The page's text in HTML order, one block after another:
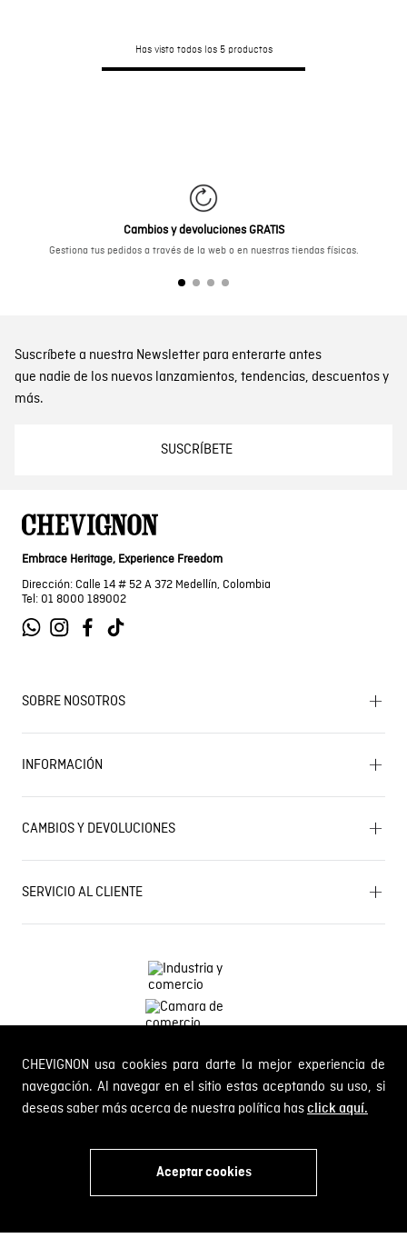
CHEVIGNON usa cookies para darte la mejor experiencia de
navegación. Al navegar en el sitio estas aceptando su uso, si
deseas saber más acerca de nuestra política hasclick aquí.
Aceptar cookies
Has visto todos los 5productos
Cambios y devoluciones GRATIS
Gestiona tus pedidos a través de la web o en nuestras tiendas físicas.
Suscríbete a nuestra Newsletter para enterarte antes
que nadie de los nuevos lanzamientos, tendencias, descuentos y
más.
SUSCRÍBETE
Embrace Heritage, Experience Freedom
Dirección: Calle 14 # 52 A 372 Medellín, Colombia
Tel: 01 8000 189002
SOBRE NOSOTROS
Encuentra tu tienda
Historia de la marca
Mapa del sitio
Próximos eventos
INFORMACIÓN
Términos y condiciones
Términos y condiciones de promociones
Política de Cookies
Política de Cambios y Devoluciones
CAMBIOS Y DEVOLUCIONES
Gestiona tu cambio o devolución
PQR y Otras solicitudes
Estado de mi PQR
SERVICIO AL CLIENTE
Línea nacional: 01 8000 189002
Comodin S.A.S. NIT: 800.069.933-6
© 2024 Chevignon, todos los derechos reservados